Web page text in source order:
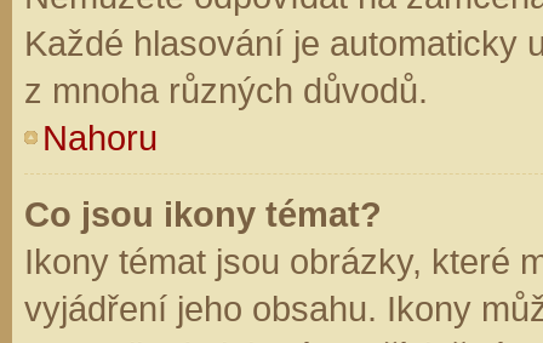
Každé hlasování je automaticky
z mnoha různých důvodů.
Nahoru
Co jsou ikony témat?
Ikony témat jsou obrázky, které
vyjádření jeho obsahu. Ikony